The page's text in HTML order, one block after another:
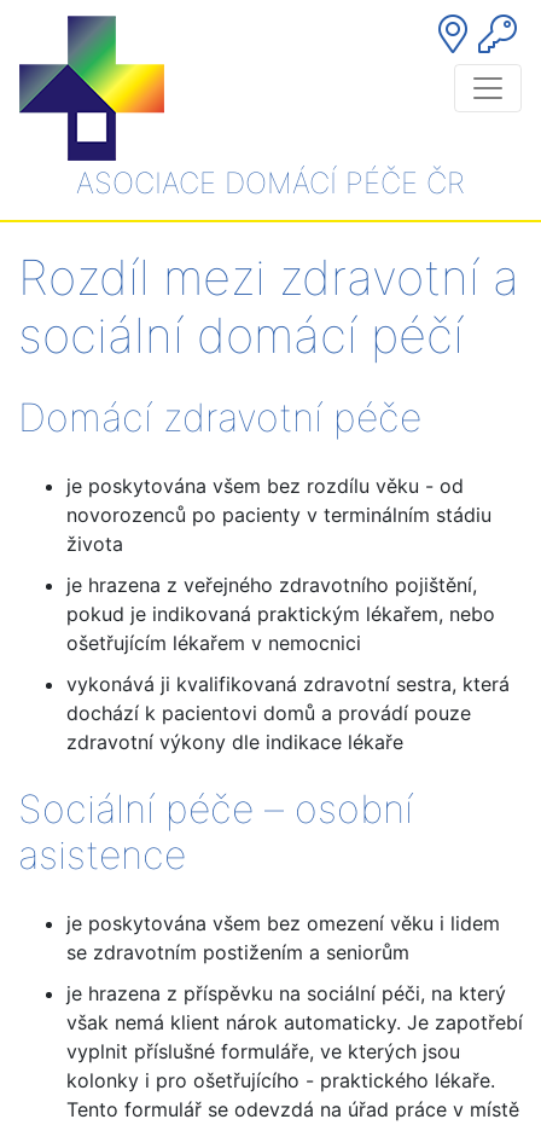
ASOCIACE DOMÁCÍ PÉČE ČR
Rozdíl mezi zdravotní a
sociální domácí péčí
Domácí zdravotní péče
je poskytována všem bez rozdílu věku - od
novorozenců po pacienty v terminálním stádiu
života
je hrazena z veřejného zdravotního pojištění,
pokud je indikovaná praktickým lékařem, nebo
ošetřujícím lékařem v nemocnici
vykonává ji kvalifikovaná zdravotní sestra, která
dochází k pacientovi domů a provádí pouze
zdravotní výkony dle indikace lékaře
Sociální péče – osobní
asistence
je poskytována všem bez omezení věku i lidem
se zdravotním postižením a seniorům
je hrazena z příspěvku na sociální péči, na který
však nemá klient nárok automaticky. Je zapotřebí
vyplnit příslušné formuláře, ve kterých jsou
kolonky i pro ošetřujícího - praktického lékaře.
Tento formulář se odevzdá na úřad práce v místě